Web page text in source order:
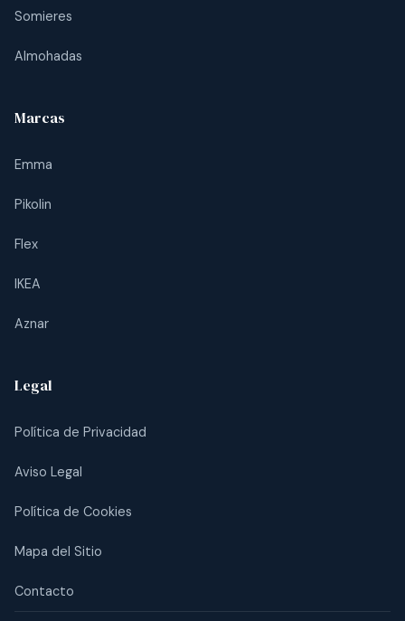
Somieres
Almohadas
Marcas
Emma
Pikolin
Flex
IKEA
Aznar
Legal
Política de Privacidad
Aviso Legal
Política de Cookies
Mapa del Sitio
Contacto